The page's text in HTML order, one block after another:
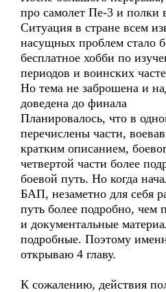
про самолет Пе-3 и полки
Ситуация в стране всем
насущных проблем стало
бесплатное хобби по
периодов и воинских
Но тема не заброшена и
доведена до финала
Планировалось, что в
перечислены части,
кратким описанием,
четвертой части более
боевой путь. Но когда
БАП, незаметно для себя
путь более подробно, чем
и документальные
подробные. Поэтому
открываю 4 главу.
К сожалению, действия